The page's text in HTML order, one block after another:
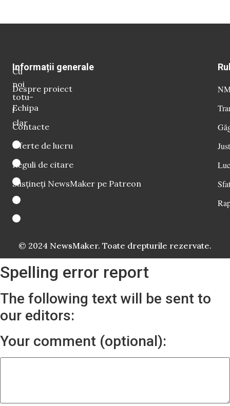
Cu
noi
totu-
i
clar
Informații generale
Despre proiect
Echipa
Contacte
Oferte de lucru
Reguli de citare
Susțineți NewsMaker pe Patreon
© 2024 NewsMaker. Toate drepturile rezervate.
Spelling error report
The following text will be sent to
our editors:
Your comment (optional):